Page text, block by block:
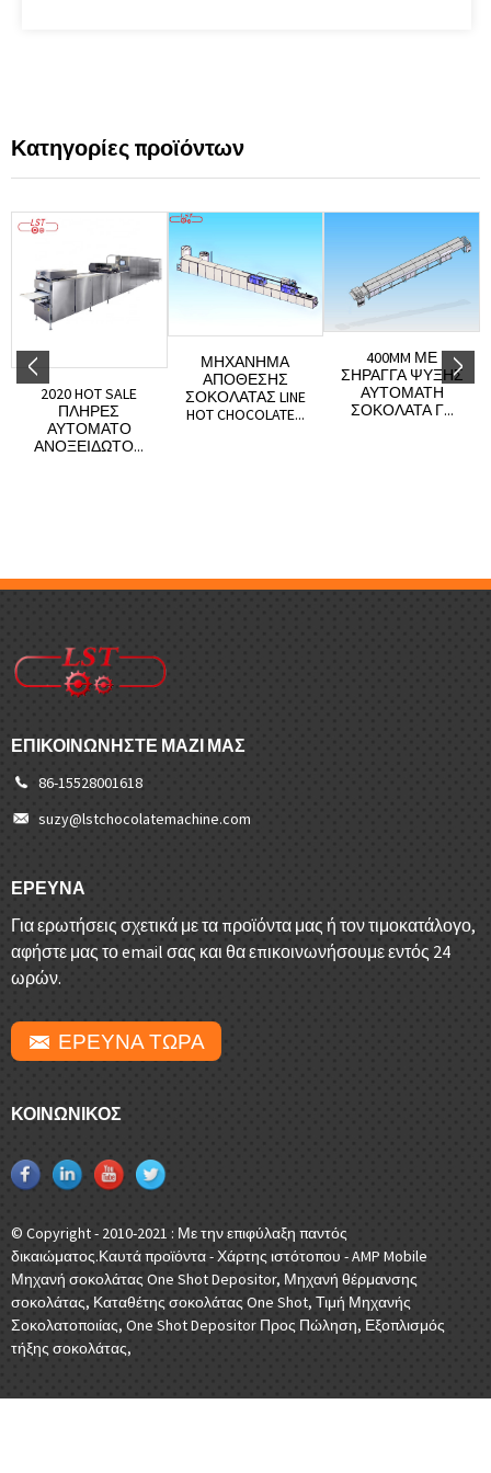
Κατηγορίες προϊόντων
2020 HOT SALE
ΠΛΉΡΕΣ
ΑΥΤΌΜΑΤΟ
ΑΝΟΞΕΊΔΩΤΟ...
ΜΗΧΆΝΗΜΑ
ΑΠΌΘΕΣΗΣ
ΣΟΚΟΛΆΤΑΣ LINE
HOT CHOCOLATE...
400MM ΜΕ
ΣΉΡΑΓΓΑ ΨΎΞΗΣ
ΑΥΤΌΜΑΤΗ
ΣΟΚΟΛΆΤΑ Γ...
ΕΠΙΚΟΙΝΩΝΉΣΤΕ ΜΑΖΊ ΜΑΣ
86-15528001618
suzy@lstchocolatemachine.com
ΕΡΕΥΝΑ
Για ερωτήσεις σχετικά με τα προϊόντα μας ή τον τιμοκατάλογο,
αφήστε μας το email σας και θα επικοινωνήσουμε εντός 24
ωρών.
ΕΡΕΥΝΑ ΤΩΡΑ
ΚΟΙΝΩΝΙΚΌΣ
© Copyright - 2010-2021 : Με την επιφύλαξη παντός
δικαιώματος.Καυτά προϊόντα-Χάρτης ιστότοπου -AMP Mobile
Μηχανή σοκολάτας One Shot Depositor, Μηχανή θέρμανσης
σοκολάτας, Καταθέτης σοκολάτας One Shot, Τιμή Μηχανής
Σοκολατοποιίας, One Shot Depositor Προς Πώληση, Εξοπλισμός
τήξης σοκολάτας,